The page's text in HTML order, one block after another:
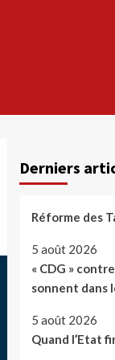
Derniers
Réforme des
5 août 2026
« CDG »
sonnent dans
5 août 2026
Quand l’Etat